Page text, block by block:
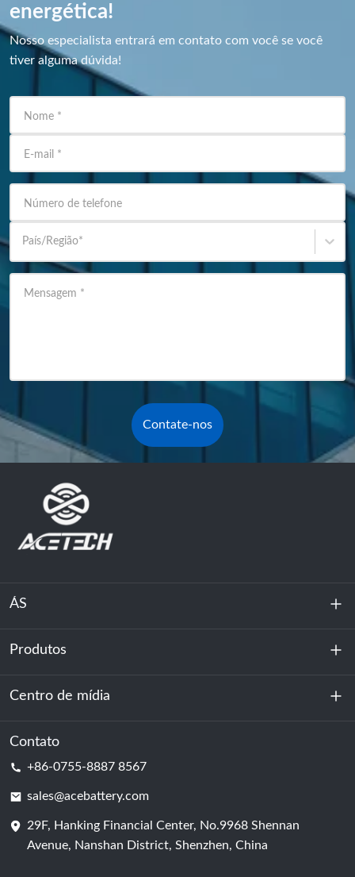
energética!
Nosso especialista entrará em contato com você se você
tiver alguma dúvida!
Nome *
E-mail *
Número de telefone
País/Região*
Mensagem *
Contate-nos
ÁS
Sobre nós
Sustentabilidade
Produtos
Armazenamento de energia
Centro de dados e sala de servidores
Célula de bateria
Centro de mídia
Notícias
Contato
+86-0755-8887 8567
sales@acebattery.com
29F, Hanking Financial Center, No.9968 Shennan
Avenue, Nanshan District, Shenzhen, China